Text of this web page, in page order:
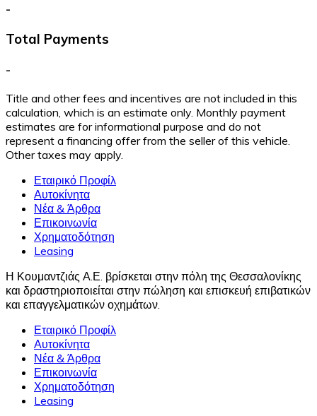
-
Total Payments
-
Title and other fees and incentives are not included in this
calculation, which is an estimate only. Monthly payment
estimates are for informational purpose and do not
represent a financing offer from the seller of this vehicle.
Other taxes may apply.
Εταιρικό Προφίλ
Αυτοκίνητα
Νέα & Άρθρα
Επικοινωνία
Χρηματοδότηση
Leasing
Η Κουμαντζιάς Α.Ε. βρίσκεται στην πόλη της Θεσσαλονίκης
και δραστηριοποιείται στην πώληση και επισκευή επιβατικών
και επαγγελματικών οχημάτων.
Εταιρικό Προφίλ
Αυτοκίνητα
Νέα & Άρθρα
Επικοινωνία
Χρηματοδότηση
Leasing